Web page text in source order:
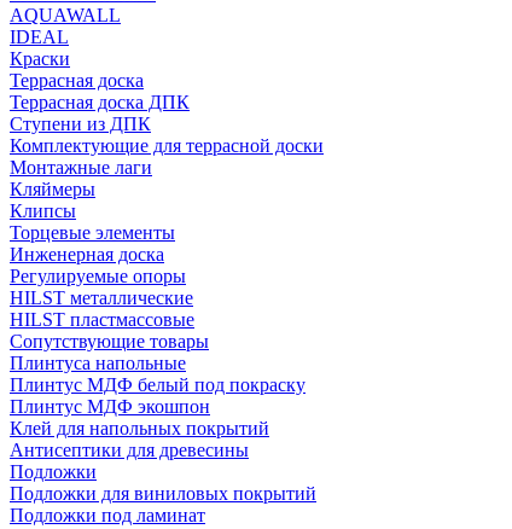
AQUAWALL
IDEAL
Краски
Террасная доска
Террасная доска ДПК
Ступени из ДПК
Комплектующие для террасной доски
Монтажные лаги
Кляймеры
Клипсы
Торцевые элементы
Инженерная доска
Регулируемые опоры
HILST металлические
HILST пластмассовые
Сопутствующие товары
Плинтуса напольные
Плинтус МДФ белый под покраску
Плинтус МДФ экошпон
Клей для напольных покрытий
Антисептики для древесины
Подложки
Подложки для виниловых покрытий
Подложки под ламинат